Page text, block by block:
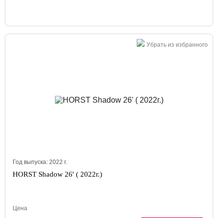
Убрать из избранного
Год выпуска: 2022 г.
HORST Shadow 26' ( 2022г.)
Цена